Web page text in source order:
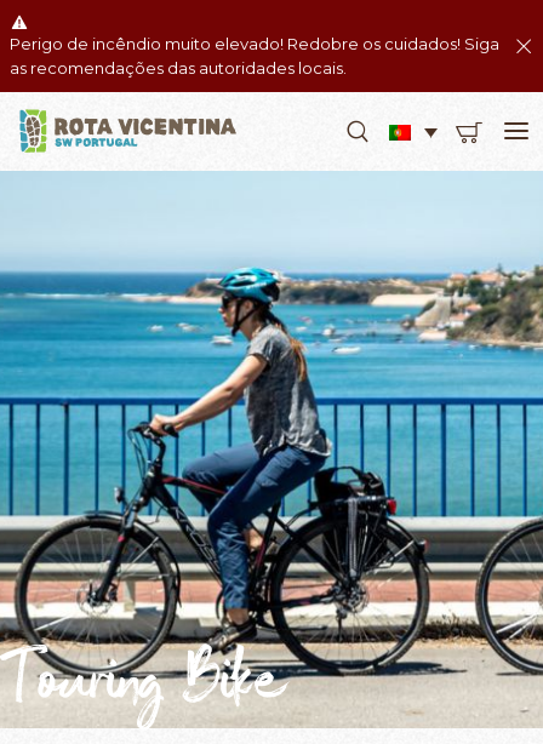
Perigo de incêndio muito elevado! Redobre os cuidados! Siga
as recomendações das autoridades locais.
Touring Bike